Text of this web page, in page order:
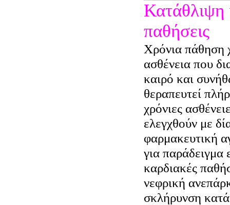
Κατάθλιψη
παθήσεις
Χρόνια πάθηση
ασθένεια που
καιρό και
θεραπευτεί
χρόνιες
ελεγχθούν με
φαρμακευτική
για παράδειγμα
καρδιακές
νεφρική
σκλήρυνση